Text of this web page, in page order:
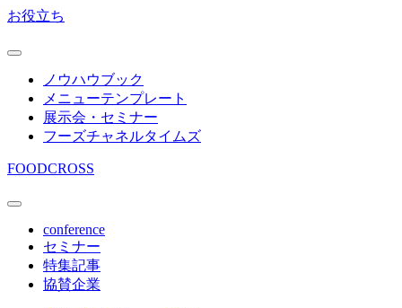
お役立ち
ノウハウブック
メニューテンプレート
展示会・セミナー
フーズチャネルタイムズ
FOODCROSS
conference
セミナー
特集記事
協賛企業